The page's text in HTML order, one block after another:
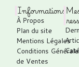
Informations
À Propos
Plan du site
Mentions Légales
Conditions
de Ventes